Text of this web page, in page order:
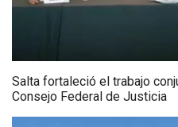
Salta fortaleció el trabajo
Consejo Federal de Justicia